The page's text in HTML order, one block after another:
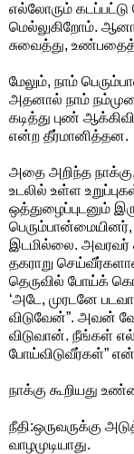
எல்லோரும்
மெல்லுகிறோம்.
சுவைத்து, உண்பதைத்
மேலும், நாம்
அதனால் நாம்
கடித்து புண்
என்ற தீர்மானித்தன.
அதை அறிந்த
உடலில் உள்ள
ஒத்துழைப்புடனும்
பெரும்பான்மையினர்,
இடமில்லை. அவரவர்
தகராறு
தெருவில் போய்க்
‘அடே, முரடனே
விடுவேன்”. அவன்
விடுவான். நீங்கள்
போய்விடுவீர்கள்”
நாக்கு கூறியது
நீதி:ஒருவருக்கு
வாழமுடியாது.